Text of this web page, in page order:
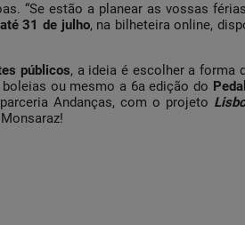
“Se estão a planear as vossas
31 de julho, na bilheteira online,
públicos, a ideia é escolher a forma
ou mesmo a 6a edição do
Andanças, com o projeto